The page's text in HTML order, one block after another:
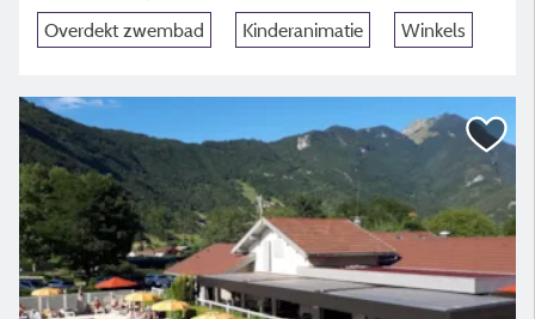
Overdekt zwembad Kinderanimatie Winkels